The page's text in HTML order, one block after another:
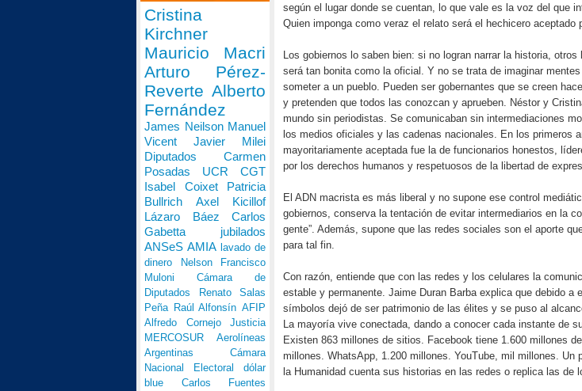
según el lugar donde se cuentan, lo que vale es la voz del que
Quien imponga como veraz el relato será el hechicero aceptado
Los gobiernos lo saben bien: si no logran narrar la historia,
será tan bonita como la oficial. Y no se trata de imaginar
someter a un pueblo. Pueden ser gobernantes que se creen
y pretenden que todos las conozcan y aprueben. Néstor y
mundo sin periodistas. Se comunicaban sin intermediaciones
los medios oficiales y las cadenas nacionales. En los primeros
mayoritariamente aceptada fue la de funcionarios honestos,
por los derechos humanos y respetuosos de la libertad de
El ADN macrista es más liberal y no supone ese control
gobiernos, conserva la tentación de evitar intermediarios en la
gente”. Además, supone que las redes sociales son el aporte
para tal fin.
Con razón, entiende que con las redes y los celulares la
estable y permanente. Jaime Duran Barba explica que debido a
símbolos dejó de ser patrimonio de las élites y se puso al
La mayoría vive conectada, dando a conocer cada instante de
Existen 863 millones de sitios. Facebook tiene 1.600 millones
millones. WhatsApp, 1.200 millones. YouTube, mil millones. Un
la Humanidad cuenta sus historias en las redes o replica las de
Cristina
Kirchner
Mauricio Macri
Arturo Pérez-
Reverte Alberto
Fernández
James Neilson Manuel
Vicent Javier Milei
Diputados Carmen
Posadas UCR CGT
Isabel Coixet Patricia
Bullrich Axel Kicillof
Lázaro Báez Carlos
Gabetta jubilados
ANSeSAMIA lavado de
dinero
Nelson Francisco
Muloni Cámara de
Diputados
Renato Salas
Peña Raúl AlfonsínAFIP
Alfredo Cornejo Justicia
MERCOSUR Aerolíneas
Argentinas Cámara
Nacional Electoral dólar
blue Carlos Fuentes